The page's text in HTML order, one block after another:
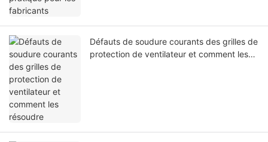
Défauts de soudure courants des grilles de
protection de ventilateur et comment les